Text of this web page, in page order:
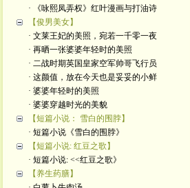
· 《咏熙凤弄权》红叶漫画与打油诗
【俊男美女】
· 文莱王妃的美照，宛若一千零一夜
· 再晒一张婆婆年轻时的美照
· 二战时期英国皇家空军帅哥飞行员
· 这颜值，放在今天也是妥妥的小鲜
· 婆婆年轻时的美照
· 婆婆穿越时光的美貌
【短篇小说： 雪白的围脖】
· 短篇小说《雪白的围脖》
【短篇小说: 红豆之歌】
· 短篇小说: <<红豆之歌》
【养生药膳】